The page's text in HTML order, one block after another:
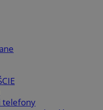
telefony